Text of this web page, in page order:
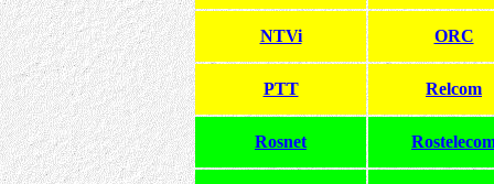
NTVi ORC
PTT Relcom
Rosnet